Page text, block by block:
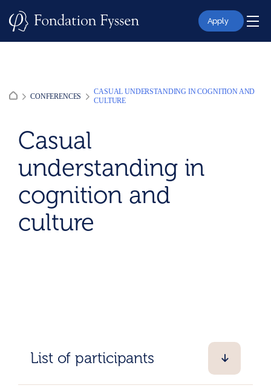
Apply
CONFERENCES
CASUAL UNDERSTANDING IN COGNITION AND
CULTURE
Casual
understanding in
cognition and
culture
List of participants